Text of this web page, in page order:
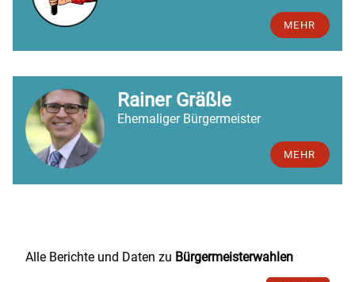
MEHR
Rainer Gräßle
Ehemaliger Bürgermeister
MEHR
Alle Berichte und Daten zu Bürgermeisterwahlen